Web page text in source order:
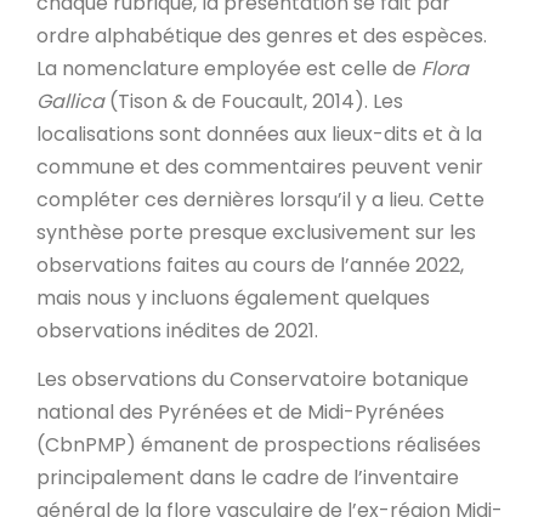
ordre alphabétique des genres et des espèces.
La nomenclature employée est celle de Flora
Gallica(Tison & de Foucault, 2014). Les
localisations sont données aux lieux-dits et à la
commune et des commentaires peuvent venir
compléter ces dernières lorsqu’il y a lieu. Cette
synthèse porte presque exclusivement sur les
observations faites au cours de l’année 2022,
mais nous y incluons également quelques
observations inédites de 2021.
Les observations du Conservatoire botanique
national des Pyrénées et de Midi-Pyrénées
(CbnPMP) émanent de prospections réalisées
principalement dans le cadre de l’inventaire
général de la flore vasculaire de l’ex-région Midi-